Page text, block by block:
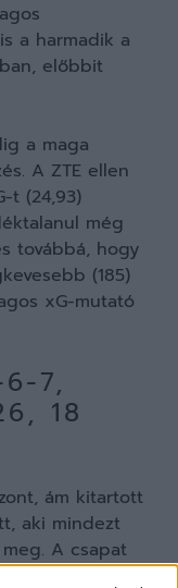
a harmadik a
előbbit
a maga
A ZTE ellen
t (24,93)
még
továbbá, hogy
(185)
xG-mutató
7,
18
ám kitartott
aki mindezt
A csapat